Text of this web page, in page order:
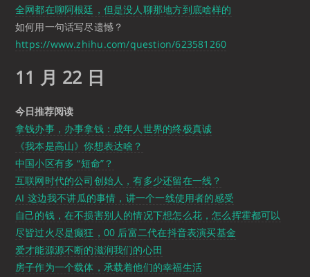
全网都在聊阿根廷，但是没人聊那地方到底啥样的
如何用一句话写尽遗憾？
https://www.zhihu.com/question/623581260
11 月 22 日
今日推荐阅读
拿钱办事，办事拿钱：成年人世界的终极真诚
《我本是高山》你想表达啥？
中国小区有多 “短命”？
互联网时代的公司创始人，有多少还留在一线？
AI 这边我不讲瓜的事情，讲一个一线使用者的感受
自己的钱，在不损害别人的情况下想怎么花，怎么挥霍都可以
尽皆过火尽是癫狂，00 后富二代在抖音表演买基金
爱才能源源不断的滋润我们的心田
房子作为一个载体，承载着他们的幸福生活